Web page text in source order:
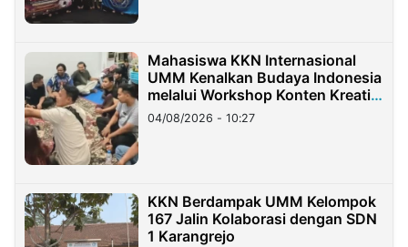
Mahasiswa KKN Internasional
UMM Kenalkan Budaya Indonesia
melalui Workshop Konten Kreatif
di Taiwan
04/08/2026 - 10:27
KKN Berdampak UMM Kelompok
167 Jalin Kolaborasi dengan SDN
1 Karangrejo